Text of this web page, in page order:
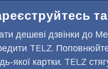
дешеві дзвінки до
TELZ.
якої картки. TELZ